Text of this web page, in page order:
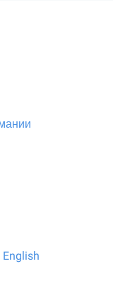
English